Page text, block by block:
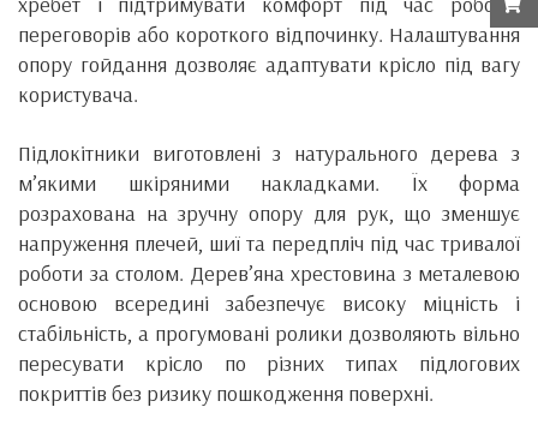
переговорів або короткого відпочинку. Налаштування
опору гойдання дозволяє адаптувати крісло під вагу
користувача.
Підлокітники виготовлені з натурального дерева з
м’якими шкіряними накладками. Їх форма
розрахована на зручну опору для рук, що зменшує
напруження плечей, шиї та передпліч під час тривалої
роботи за столом. Дерев’яна хрестовина з металевою
основою всередині забезпечує високу міцність і
стабільність, а прогумовані ролики дозволяють вільно
пересувати крісло по різних типах підлогових
покриттів без ризику пошкодження поверхні.